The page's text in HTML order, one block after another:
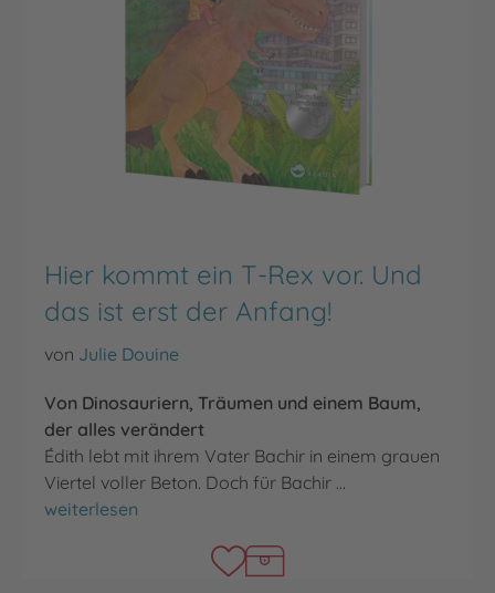
Hier kommt ein T-Rex vor. Und
das ist erst der Anfang!
von Julie Douine
Von Dinosauriern, Träumen und einem Baum,
der alles verändert
Édith lebt mit ihrem Vater Bachir in einem grauen
Viertel voller Beton. Doch für Bachir …
Hier kommt ein T-Rex vor. Und das ist erst der Anfang!
weiterlesen